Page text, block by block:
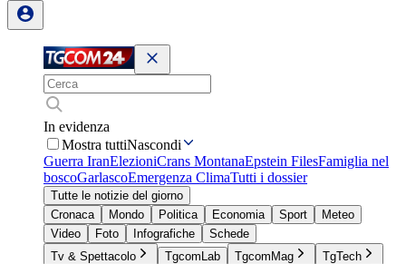
In evidenza
Mostra tuttiNascondi
Guerra IranElezioniCrans MontanaEpstein FilesFamiglia nel
boscoGarlascoEmergenza ClimaTutti i dossier
Tutte le notizie del giorno
Cronaca
Mondo Politica Economia Sport
Meteo
Video
Foto Infografiche
Schede
Tv & Spettacolo
TgcomLab TgcomMag
TgTech